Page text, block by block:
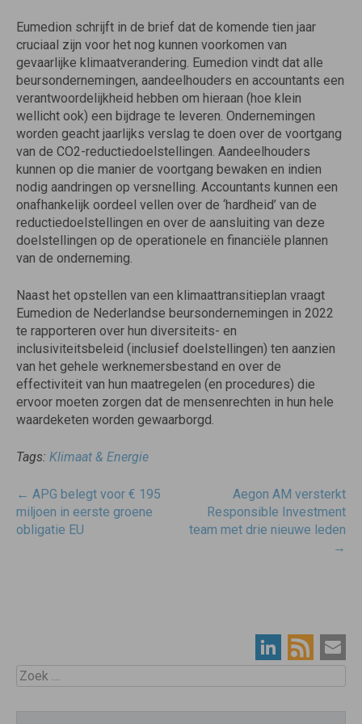
Eumedion schrijft in de brief dat de komende tien jaar
cruciaal zijn voor het nog kunnen voorkomen van
gevaarlijke klimaatverandering. Eumedion vindt dat alle
beursondernemingen, aandeelhouders en accountants een
verantwoordelijkheid hebben om hieraan (hoe klein
wellicht ook) een bijdrage te leveren. Ondernemingen
worden geacht jaarlijks verslag te doen over de voortgang
van de CO2-reductiedoelstellingen. Aandeelhouders
kunnen op die manier de voortgang bewaken en indien
nodig aandringen op versnelling. Accountants kunnen een
onafhankelijk oordeel vellen over de ‘hardheid’ van de
reductiedoelstellingen en over de aansluiting van deze
doelstellingen op de operationele en financiële plannen
van de onderneming.
Naast het opstellen van een klimaattransitieplan vraagt
Eumedion de Nederlandse beursondernemingen in 2022
te rapporteren over hun diversiteits- en
inclusiviteitsbeleid (inclusief doelstellingen) ten aanzien
van het gehele werknemersbestand en over de
effectiviteit van hun maatregelen (en procedures) die
ervoor moeten zorgen dat de mensenrechten in hun hele
waardeketen worden gewaarborgd.
Tags: Klimaat & Energie
Post
navigatie
← APG belegt voor € 195
miljoen in eerste groene
obligatie EU
Aegon AM versterkt
Responsible Investment
team met drie nieuwe leden
→
Zoek